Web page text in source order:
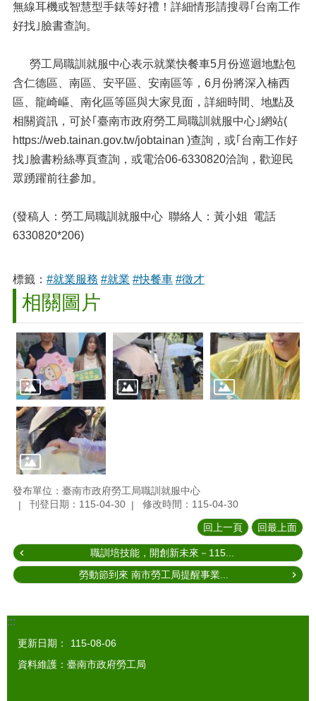
無線耳機或智慧型手錶等好禮！詳細情形請搜尋｢台南工作
好找｣臉書查詢。
勞工局職訓就服中心表示就業快餐車5月份巡迴地點包
含仁德區、南區、安平區、安南區等，6月份將深入楠西
區、龍崎嶇、南化區等區與大家見面，詳細時間、地點及
相關資訊，可於｢臺南市政府勞工局職訓就服中心｣網站(
https://web.tainan.gov.tw/jobtainan )查詢，或｢台南工作好
找｣臉書粉絲專頁查詢，或電洽06-6330820洽詢，歡迎民
眾踴躍前往參加。
(發稿人：勞工局職訓就服中心 聯絡人：黃小姐 電話
6330820*206)
標籤： #就業服務 #就業 #快餐車 #徵才
相關圖片
發布單位：臺南市政府勞工局職訓就服中心
刊登日期：115-04-30
修改時間：115-04-30
回上一頁 回最上面
職訓培技能，開創新未來－115...
勞動節到來 南市勞工局提醒事業...
:::
更新日期：
115-08-06
資料維護：臺南市政府勞工局